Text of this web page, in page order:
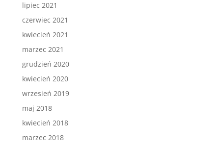
lipiec 2021
czerwiec 2021
kwiecień 2021
marzec 2021
grudzień 2020
kwiecień 2020
wrzesień 2019
maj 2018
kwiecień 2018
marzec 2018